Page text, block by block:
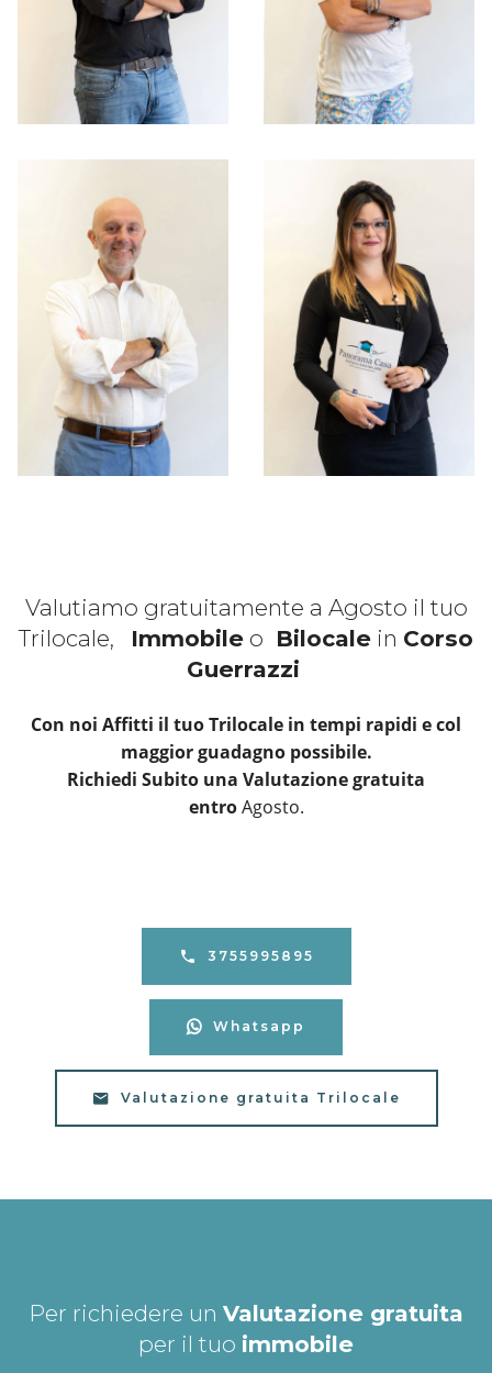
Valutiamo gratuitamente a Agosto il tuo
Trilocale, Immobile o Bilocale in Corso
Guerrazzi
Con noi Affitti il tuo Trilocale in tempi rapidi e col
maggior guadagno possibile.
Richiedi Subito una Valutazione gratuita
entroAgosto.
3755995895
Whatsapp
Valutazione gratuita Trilocale
Per richiedere un Valutazione gratuita
per il tuo immobile